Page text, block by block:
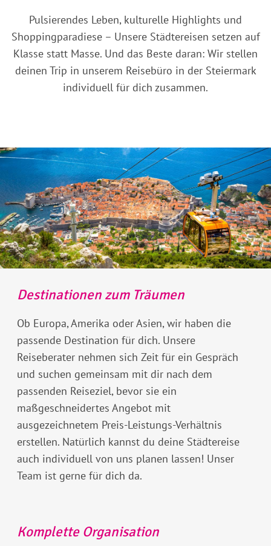
Pulsierendes Leben, kulturelle Highlights und
Shoppingparadiese – Unsere Städtereisen setzen auf
Klasse statt Masse. Und das Beste daran: Wir stellen
deinen Trip in unserem Reisebüro in der Steiermark
individuell für dich zusammen.
Destinationen zum Träumen
Ob Europa, Amerika oder Asien, wir haben die
passende Destination für dich. Unsere
Reiseberater nehmen sich Zeit für ein Gespräch
und suchen gemeinsam mit dir nach dem
passenden Reiseziel, bevor sie ein
maßgeschneidertes Angebot mit
ausgezeichnetem Preis-Leistungs-Verhältnis
erstellen. Natürlich kannst du deine Städtereise
auch individuell von uns planen lassen! Unser
Team ist gerne für dich da.
Komplette Organisation